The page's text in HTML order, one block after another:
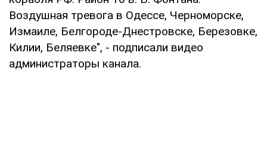
Воздушная тревога в Одессе, Черноморске,
Измаиле, Белгороде-Днестровске, Березовке,
Килии, Беляевке", - подписали видео
администраторы канала.